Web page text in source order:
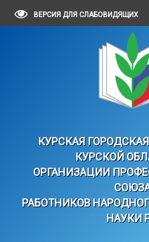
ВЕРСИЯ ДЛЯ СЛАБОВИДЯЩИХ
КУРСКАЯ
КУРСКОЙ
ОРГАНИЗАЦИИ
РАБОТНИКОВ
НАУКИ